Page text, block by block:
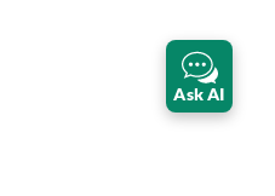
Ask AI